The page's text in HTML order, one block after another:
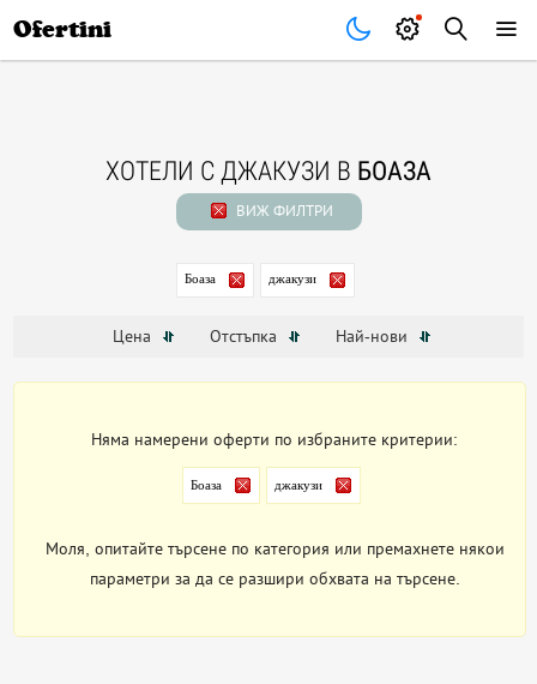
Ofertini
ХОТЕЛИ С ДЖАКУЗИ В БOAЗА
ВИЖ ФИЛТРИ
Бoaза джакузи
Цена Отстъпка Най-нови
Няма намерени оферти по избраните критерии:
Бoaза джакузи
Моля, опитайте търсене по категория или премахнете някои
параметри за да се разшири обхвата на търсене.